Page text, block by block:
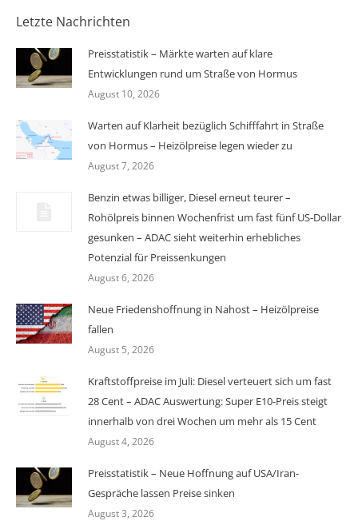
Letzte Nachrichten
Preisstatistik – Märkte warten auf klare
Entwicklungen rund um Straße von Hormus
August 10, 2026
Warten auf Klarheit bezüglich Schifffahrt in Straße
von Hormus – Heizölpreise legen wieder zu
August 7, 2026
Benzin etwas billiger, Diesel erneut teurer –
Rohölpreis binnen Wochenfrist um fast fünf US-Dollar
gesunken – ADAC sieht weiterhin erhebliches
Potenzial für Preissenkungen
August 6, 2026
Neue Friedenshoffnung in Nahost – Heizölpreise
fallen
August 5, 2026
Kraftstoffpreise im Juli: Diesel verteuert sich um fast
28 Cent – ADAC Auswertung: Super E10-Preis steigt
innerhalb von drei Wochen um mehr als 15 Cent
August 4, 2026
Preisstatistik – Neue Hoffnung auf USA/Iran-
Gespräche lassen Preise sinken
August 3, 2026